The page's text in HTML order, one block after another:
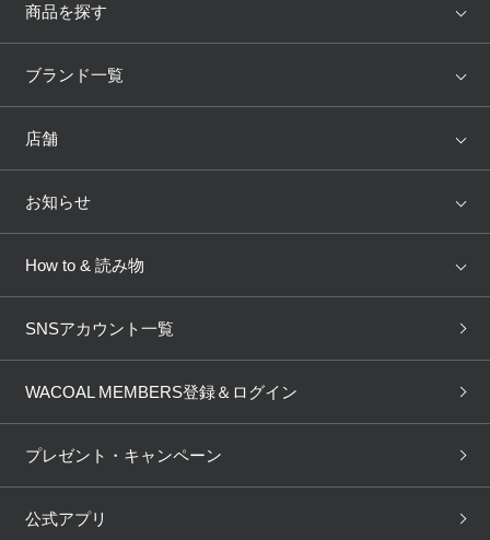
商品を探す
アイテム
トピックス
ブランド一覧
WACOAL
AMPHI une nana cool
OUR WACOAL
WACOAL Remamma Mens Innerwear
Licensed Brands
店舗
店舗を探す
ブラ無料診断
3Dボディスキャン
お知らせ
新着情報
商品回収
ニュース＆トピックス
How to & 読み物
下着の基礎知識
ブラパン ワコールスタイル
大人の工場見学inベトナム 人間科学研究開発センター見
SNSアカウント一覧
WACOAL MEMBERS登録＆ログイン
プレゼント・キャンペーン
公式アプリ